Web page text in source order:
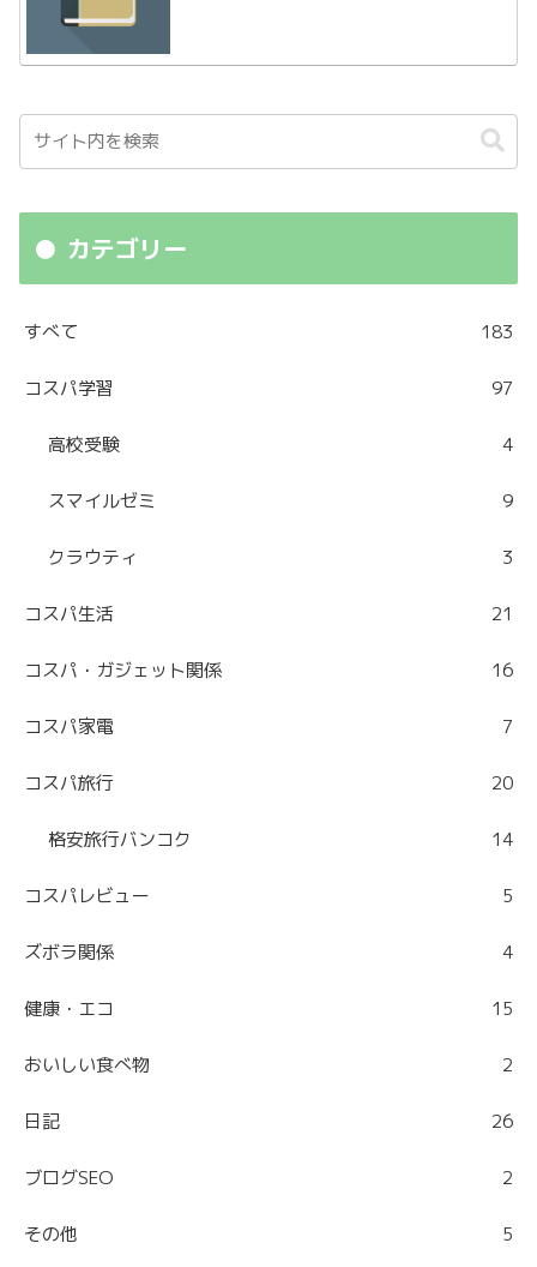
カテゴリー
すべて 183
コスパ学習 97
高校受験 4
スマイルゼミ 9
クラウティ 3
コスパ生活 21
コスパ・ガジェット関係 16
コスパ家電 7
コスパ旅行 20
格安旅行バンコク 14
コスパレビュー 5
ズボラ関係 4
健康・エコ 15
おいしい食べ物 2
日記 26
ブログSEO 2
その他 5